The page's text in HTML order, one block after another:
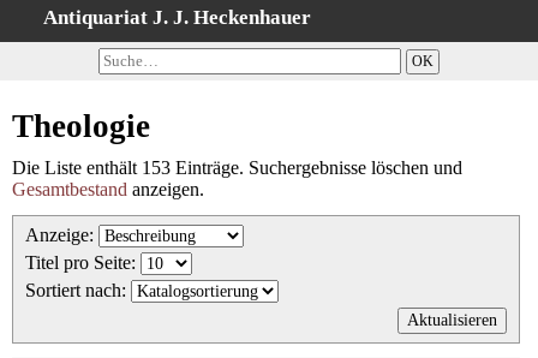
Antiquariat J. J. Heckenhauer
Kategorien
Schlagwörter
Suchergebnisse
Warenkorb
AGB
Widerruf
Datenschutz
Theologie
Die Liste enthält 153 Einträge. Suchergebnisse löschen und
Gesamtbestand anzeigen.
Anzeige:
Titel pro Seite:
Sortiert nach: